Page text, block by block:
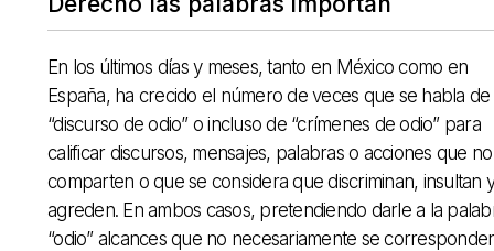
En los últimos días y meses, tanto en México como en
España, ha crecido el número de veces que se habla de
“discurso de odio” o incluso de “crímenes de odio” para
calificar discursos, mensajes, palabras o acciones que
comparten o que se considera que discriminan, insultan y
agreden. En ambos casos, pretendiendo darle a la
“odio” alcances que no necesariamente se